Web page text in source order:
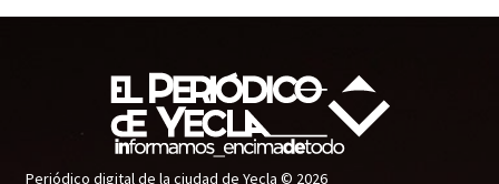
Periódico digital de la ciudad de Yecla © 2026